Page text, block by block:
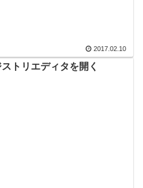
2017.02.10
ストリエディタを開く